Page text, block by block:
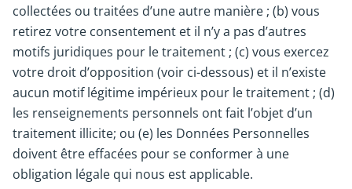
collectées ou traitées d’une autre manière ; (b) vous
retirez votre consentement et il n’y a pas d’autres
motifs juridiques pour le traitement ; (c) vous exercez
votre droit d’opposition (voir ci-dessous) et il n’existe
aucun motif légitime impérieux pour le traitement ; (d)
les renseignements personnels ont fait l’objet d’un
traitement illicite; ou (e) les Données Personnelles
doivent être effacées pour se conformer à une
obligation légale qui nous est applicable.